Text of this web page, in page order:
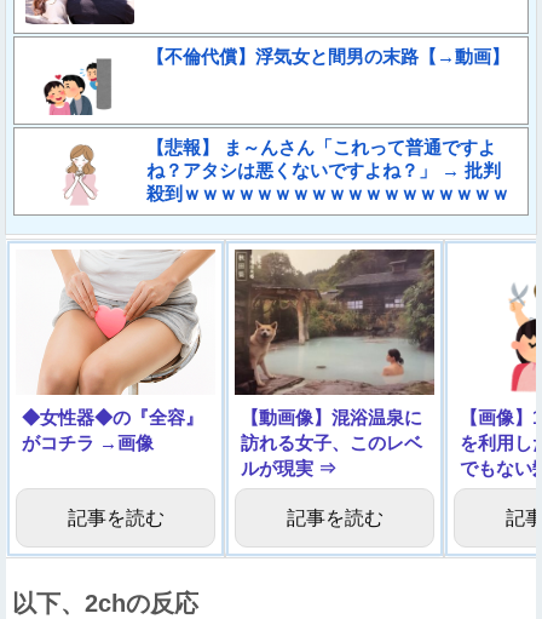
【不倫代償】浮気女と間男の末路【→動画】
【悲報】 ま～んさん「これって普通ですよ
ね？アタシは悪くないですよね？」 → 批判
殺到ｗｗｗｗｗｗｗｗｗｗｗｗｗｗｗｗｗｗ
◆女性器◆の『全容』
がコチラ →画像
記事を読む
【動画像】混浴温泉に
訪れる女子、このレベ
ルが現実 ⇒
記事を読む
【画像
を利用し
でもない
しまう
記
以下、2chの反応